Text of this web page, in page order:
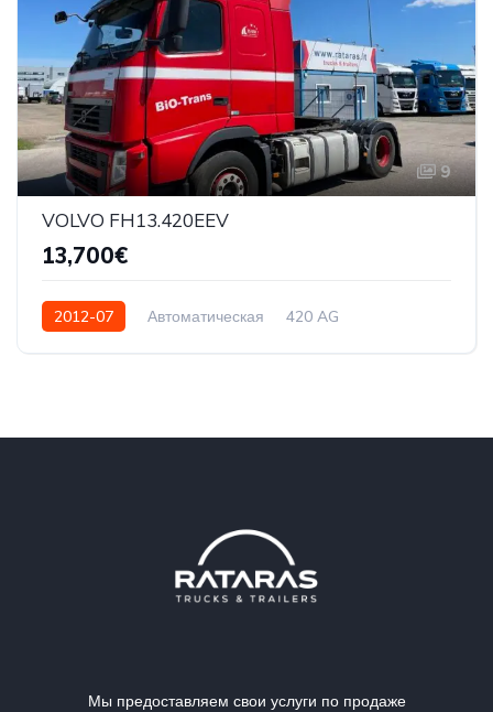
9
VOLVO FH13.420EEV
13,700€
2012-07 Автоматическая 420 AG
Мы предоставляем свои услуги по продаже